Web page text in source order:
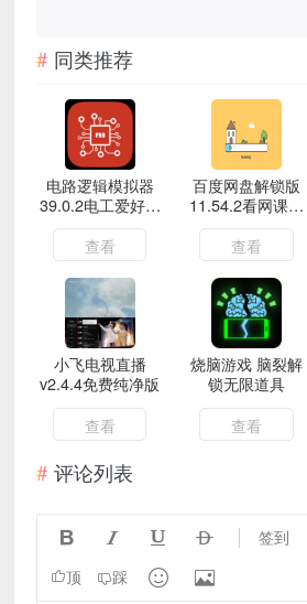
同类推荐
电路逻辑模拟器
39.0.2电工爱好者
必备解锁会员版
查看
百度网盘解锁版
11.54.2看网课视
频神器+不限速下
载文件方法
查看
小飞电视直播
v2.4.4免费纯净版
查看
烧脑游戏 脑裂解
锁无限道具
查看
评论列表
    签到
顶 踩  